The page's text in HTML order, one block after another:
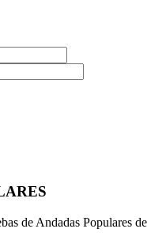
de Andadas Populares de